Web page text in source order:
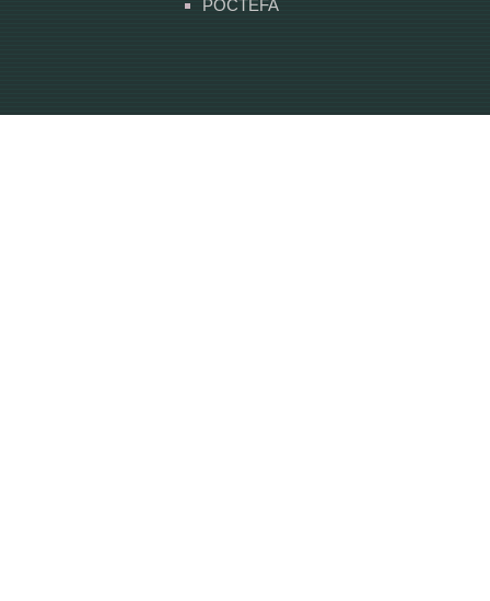
POCTEFA